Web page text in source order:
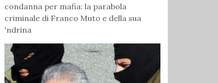
condanna per mafia: la parabola
criminale di Franco Muto e della sua
'ndrina